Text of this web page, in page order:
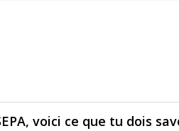
voici ce que tu dois